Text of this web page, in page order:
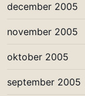
december 2005
november 2005
oktober 2005
september 2005